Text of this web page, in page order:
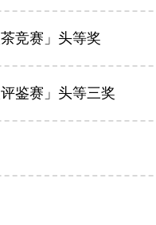
竞赛」头等奖
鉴赛」头等三奖